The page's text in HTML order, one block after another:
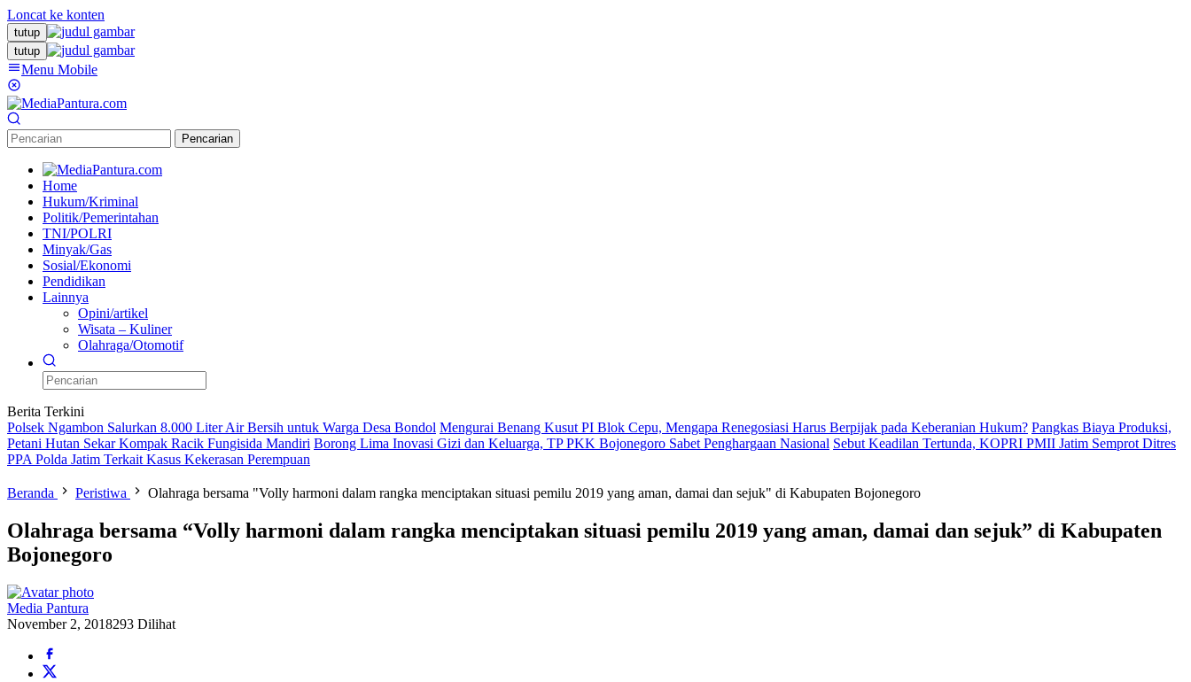
Loncat ke konten
tutup
tutup
Menu Mobile
Pencarian
Home
Hukum/Kriminal
Politik/Pemerintahan
TNI/POLRI
Minyak/Gas
Sosial/Ekonomi
Pendidikan
Lainnya
Opini/artikel
Wisata – Kuliner
Olahraga/Otomotif
Berita Terkini
Polsek Ngambon Salurkan 8.000 Liter Air Bersih untuk Warga Desa Bondol Mengurai Benang Kusut PI Blok Cepu, Mengapa Renegosiasi Harus Berpijak pada Keberanian Hukum? Pangkas Biaya Produksi,
Petani Hutan Sekar Kompak Racik Fungisida Mandiri Borong Lima Inovasi Gizi dan Keluarga, TP PKK Bojonegoro Sabet Penghargaan Nasional Sebut Keadilan Tertunda, KOPRI PMII Jatim Semprot Ditres
PPA Polda Jatim Terkait Kasus Kekerasan Perempuan
Beranda Peristiwa Olahraga bersama "Volly harmoni dalam rangka menciptakan situasi pemilu 2019 yang aman, damai dan sejuk" di Kabupaten Bojonegoro
Olahraga bersama “Volly harmoni dalam rangka menciptakan situasi pemilu 2019 yang aman, damai dan sejuk” di Kabupaten
Bojonegoro
Media Pantura
November 2, 2018293 Dilihat